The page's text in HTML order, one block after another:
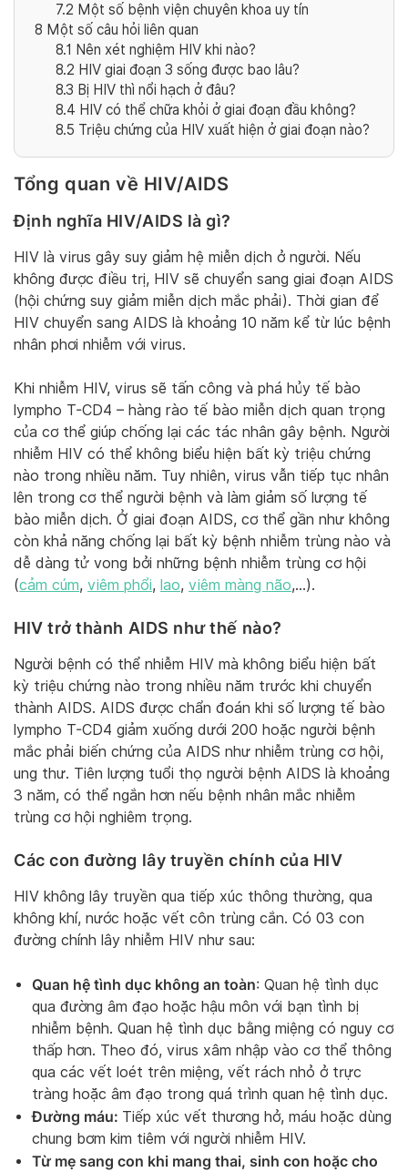
7.2 Một số bệnh viện chuyên khoa uy tín
8 Một số câu hỏi liên quan
8.1 Nên xét nghiệm HIV khi nào?
8.2 HIV giai đoạn 3 sống được bao lâu?
8.3 Bị HIV thì nổi hạch ở đâu?
8.4 HIV có thể chữa khỏi ở giai đoạn đầu không?
8.5 Triệu chứng của HIV xuất hiện ở giai đoạn nào?
Tổng quan về HIV/AIDS
Định nghĩa HIV/AIDS là gì?
HIV là virus gây suy giảm hệ miễn dịch ở người. Nếu
không được điều trị, HIV sẽ chuyển sang giai đoạn AIDS
(hội chứng suy giảm miễn dịch mắc phải). Thời gian để
HIV chuyển sang AIDS là khoảng 10 năm kể từ lúc bệnh
nhân phơi nhiễm với virus.
Khi nhiễm HIV, virus sẽ tấn công và phá hủy tế bào
lympho T-CD4 – hàng rào tế bào miễn dịch quan trọng
của cơ thể giúp chống lại các tác nhân gây bệnh. Người
nhiễm HIV có thể không biểu hiện bất kỳ triệu chứng
nào trong nhiều năm. Tuy nhiên, virus vẫn tiếp tục nhân
lên trong cơ thể người bệnh và làm giảm số lượng tế
bào miễn dịch. Ở giai đoạn AIDS, cơ thể gần như không
còn khả năng chống lại bất kỳ bệnh nhiễm trùng nào và
dễ dàng tử vong bởi những bệnh nhiễm trùng cơ hội
(cảm cúm, viêm phổi, lao, viêm màng não,…).
HIV trở thành AIDS như thế nào?
Người bệnh có thể nhiễm HIV mà không biểu hiện bất
kỳ triệu chứng nào trong nhiều năm trước khi chuyển
thành AIDS. AIDS được chẩn đoán khi số lượng tế bào
lympho T-CD4 giảm xuống dưới 200 hoặc người bệnh
mắc phải biến chứng của AIDS như nhiễm trùng cơ hội,
ung thư. Tiên lượng tuổi thọ người bệnh AIDS là khoảng
3 năm, có thể ngắn hơn nếu bệnh nhân mắc nhiễm
trùng cơ hội nghiêm trọng.
Các con đường lây truyền chính của HIV
HIV không lây truyền qua tiếp xúc thông thường, qua
không khí, nước hoặc vết côn trùng cắn. Có 03 con
đường chính lây nhiễm HIV như sau:
Quan hệ tình dục không an toàn: Quan hệ tình dục
qua đường âm đạo hoặc hậu môn với bạn tình bị
nhiễm bệnh. Quan hệ tình dục bằng miệng có nguy cơ
thấp hơn. Theo đó, virus xâm nhập vào cơ thể thông
qua các vết loét trên miệng, vết rách nhỏ ở trực
tràng hoặc âm đạo trong quá trình quan hệ tình dục.
Đường máu: Tiếp xúc vết thương hở, máu hoặc dùng
chung bơm kim tiêm với người nhiễm HIV.
Từ mẹ sang con khi mang thai, sinh con hoặc cho